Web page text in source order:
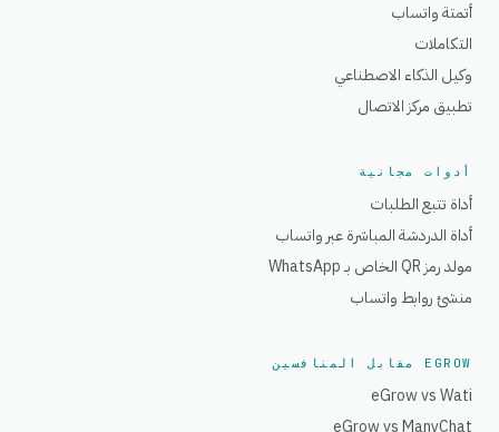
أتمتة واتساب
التكاملات
وكيل الذكاء الاصطناعي
تطبيق مركز الاتصال
أدوات مجانية
أداة تتبع الطلبات
أداة الدردشة المباشرة عبر واتساب
مولد رمز QR الخاص بـ WhatsApp
منشئ روابط واتساب
EGROW مقابل المنافسين
eGrow vs Wati
eGrow vs ManyChat